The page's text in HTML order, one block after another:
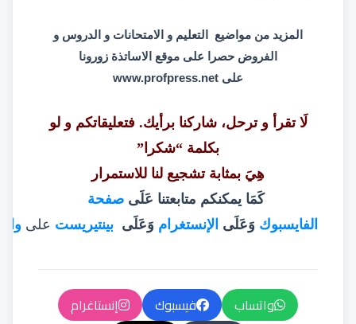
المزيد من مواضيع التعليم و الامتحانات و الدروس و
الفروض حصرا على موقع الاساتذة زورونا
على www.profpress.net
لَا تقرأ و ترحل، شاركنا برأيك. فتعليقاتكم و لو
بكلمة “شكرا”
هِيَ بمثابة تشجيع لنا للاستمرار
كَمَا يمكنكم متابعتنا عَلَى صفحة
الفايسبوك وَعَلَى الإنستغرام وَعَلَى بينتيريست على
واتساب فيسبوك
إنستاغرام